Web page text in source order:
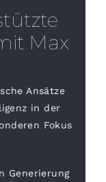
Max
Ansätze
in der
Fokus
Generierung